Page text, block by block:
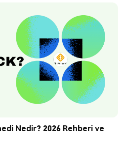
Nedir? 2026 Rehberi ve